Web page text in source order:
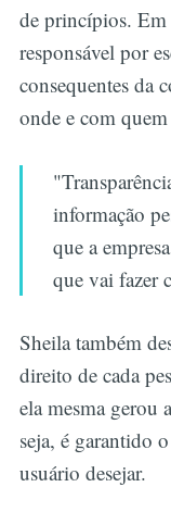
de princípios. Em
responsável por
consequentes da
onde e com
informação
que a
que vai fazer
Sheila também
direito de cada
ela mesma gerou
seja, é garantido
usuário desejar.